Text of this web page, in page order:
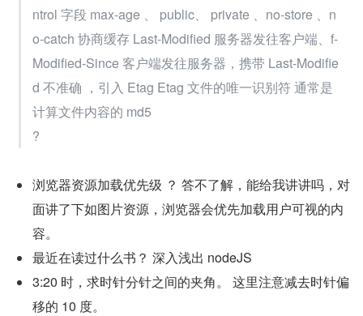
ntrol 字段 max-age 、 public、 private 、no-store 、n
o-catch 协商缓存 Last-Modified 服务器发往客户端、f-
Modified-Since 客户端发往服务器，携带 Last-Modifie
d 不准确 ，引入 Etag Etag 文件的唯一识别符 通常是
计算文件内容的 md5
?
浏览器资源加载优先级 ？ 答不了解，能给我讲讲吗，对
面讲了下如图片资源，浏览器会优先加载用户可视的内
容。
最近在读过什么书？ 深入浅出 nodeJS
3:20 时，求时针分针之间的夹角。 这里注意减去时针偏
移的 10 度。